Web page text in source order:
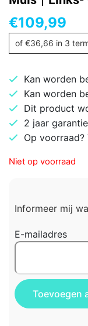
€109,99
of €36,66 in 3
Kan worden
Kan worden
Dit product
2 jaar garantie
Op
Niet op voorraad
Informeer mij
E-mailadres